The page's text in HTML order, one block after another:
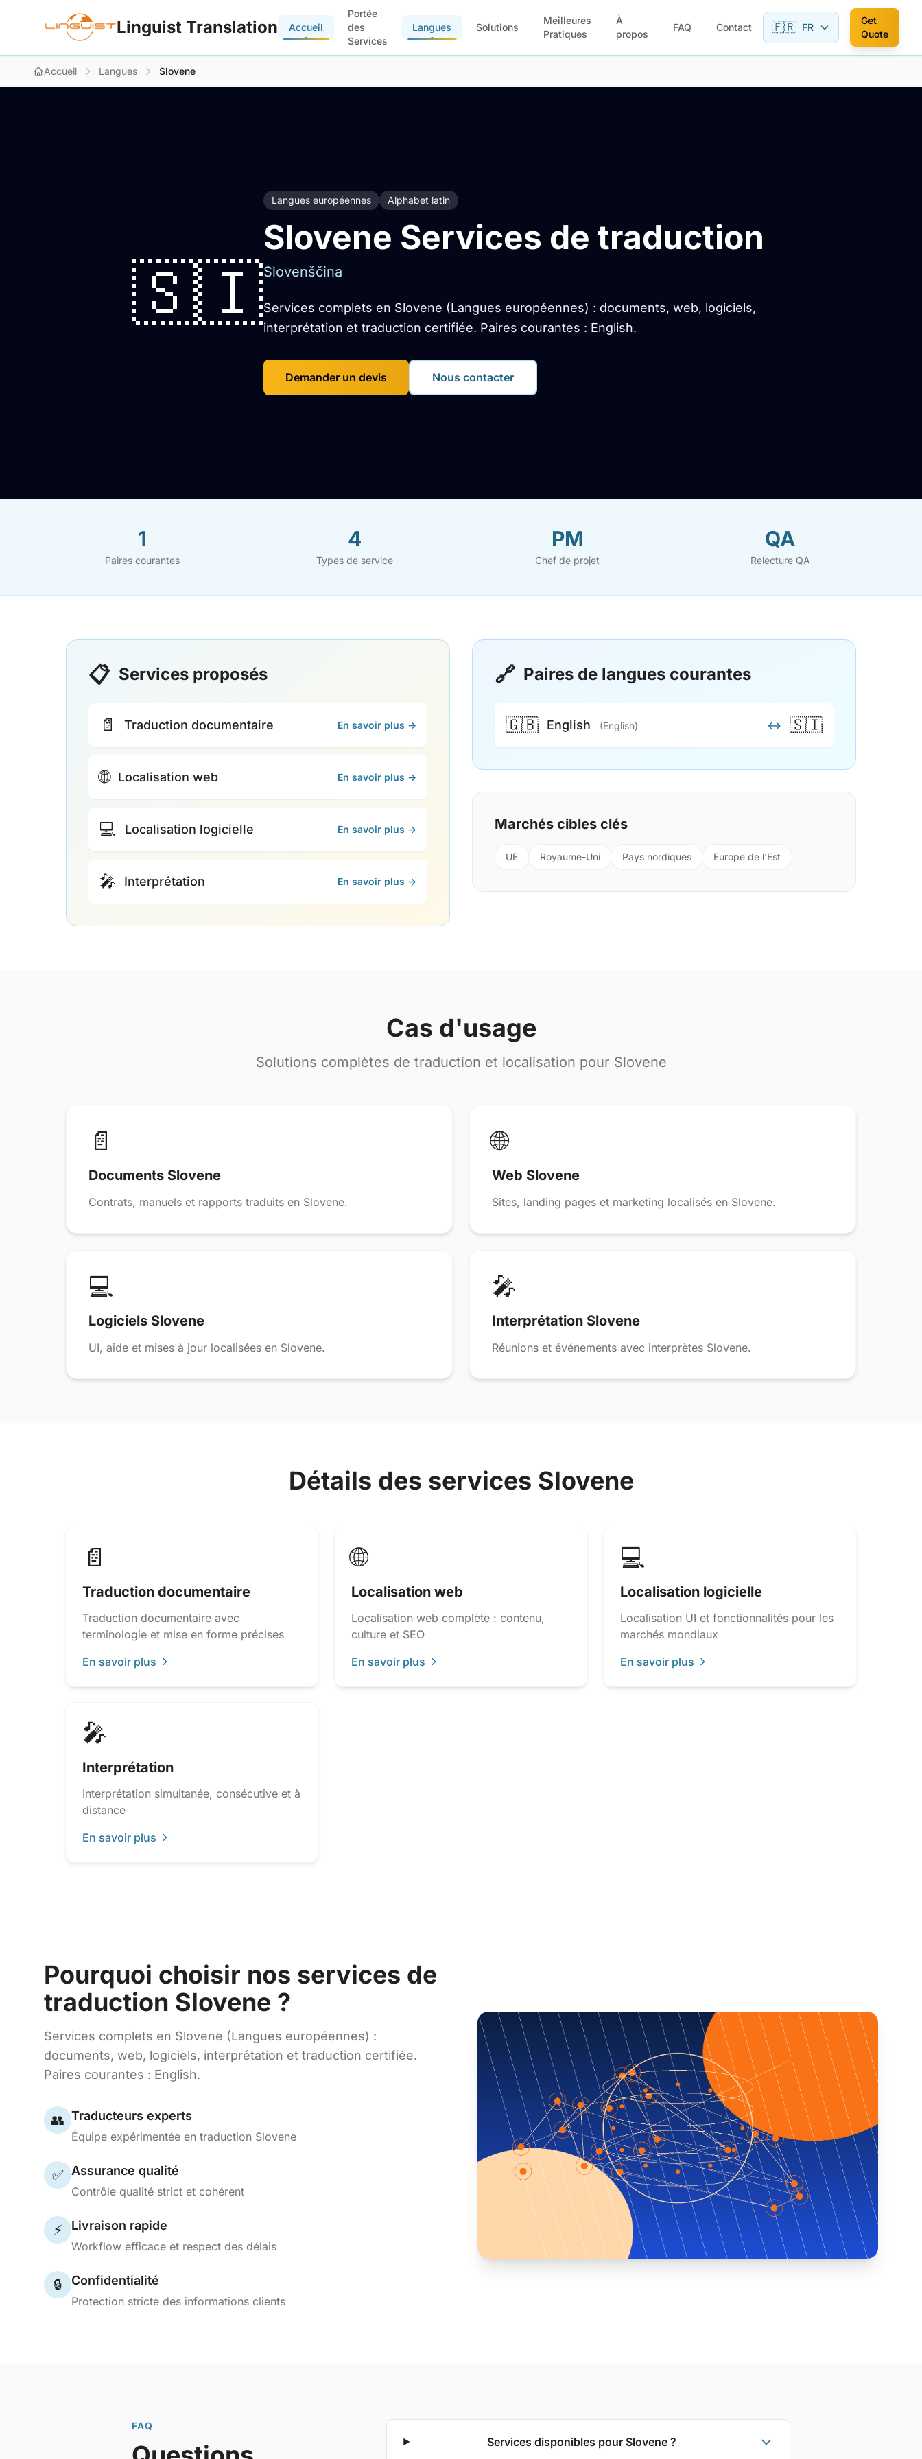
Linguist Translation Accueil
Portée
des
Services
Langues Solutions
Meilleures
Pratiques
À
propos
FAQ Contact 🇫🇷 FR
Get
Quote
Accueil Langues Slovene
🇸🇮
Langues européennes Alphabet latin
Slovene Services de traduction
Slovenščina
Services complets en Slovene (Langues européennes) : documents, web, logiciels,
interprétation et traduction certifiée. Paires courantes : English.
Demander un devis Nous contacter
1
Paires courantes
4
Types de service
PM
Chef de projet
QA
Relecture QA
📋 Services proposés
📄 Traduction documentaire En savoir plus →
🌐 Localisation web En savoir plus →
💻 Localisation logicielle En savoir plus →
🎤 Interprétation En savoir plus →
🔗 Paires de langues courantes
🇬🇧 English (English) ↔ 🇸🇮
Marchés cibles clés
UE Royaume-Uni Pays nordiques Europe de l'Est
Cas d'usage
Solutions complètes de traduction et localisation pour Slovene
📄
Documents Slovene
Contrats, manuels et rapports traduits en Slovene.
🌐
Web Slovene
Sites, landing pages et marketing localisés en Slovene.
💻
Logiciels Slovene
UI, aide et mises à jour localisées en Slovene.
🎤
Interprétation Slovene
Réunions et événements avec interprètes Slovene.
Détails des services Slovene
📄
Traduction documentaire
Traduction documentaire avec
terminologie et mise en forme précises
En savoir plus
🌐
Localisation web
Localisation web complète : contenu,
culture et SEO
En savoir plus
💻
Localisation logicielle
Localisation UI et fonctionnalités pour les
marchés mondiaux
En savoir plus
🎤
Interprétation
Interprétation simultanée, consécutive et à
distance
En savoir plus
Pourquoi choisir nos services de
traduction Slovene ?
Services complets en Slovene (Langues européennes) :
documents, web, logiciels, interprétation et traduction certifiée.
Paires courantes : English.
👥 Traducteurs experts
Équipe expérimentée en traduction Slovene
✅ Assurance qualité
Contrôle qualité strict et cohérent
⚡ Livraison rapide
Workflow efficace et respect des délais
🔒 Confidentialité
Protection stricte des informations clients
FAQ
Services disponibles pour Slovene ?